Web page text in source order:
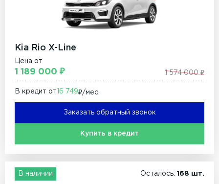
Kia Rio X-Line
Цена от
1 189 000 ₽ 1 574 000 ₽
В кредит от 16 749₽/мec.
Заказать обратный звонок
Купить в кредит
В наличии Осталось: 168 шт.